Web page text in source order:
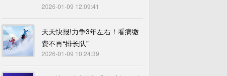
2026-01-09 12:09:41
天天快报!力争3年左右！看病缴
费不再“排长队”
2026-01-09 10:24:39